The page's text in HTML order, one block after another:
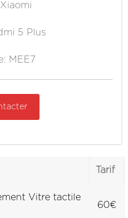
5 Plus
MEE7
Tarif
Vitre tactile
60€